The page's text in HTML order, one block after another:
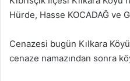
Hürde, Hasse KOCADAĞ ve
Cenazesi bugün Kılkara
cenaze namazından sonra